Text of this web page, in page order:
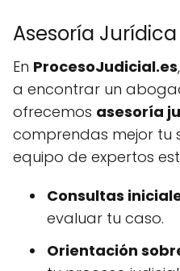
Asesoría
En ProcesoJudicial.es
a encontrar un
ofrecemos asesoría
comprendas mejor tu
equipo de expertos
Consultas
evaluar tu caso.
Orientación